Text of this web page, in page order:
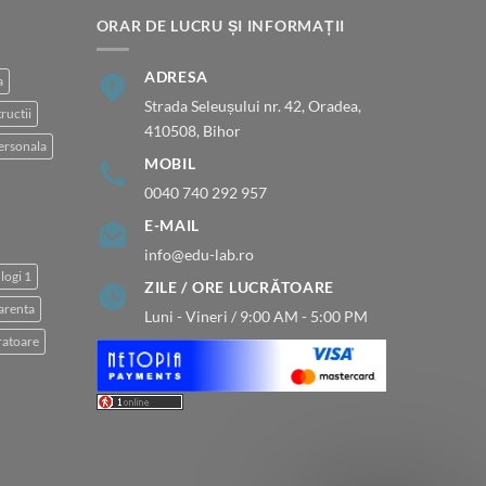
400.00 lei.
logi 1
ORAR DE LUCRU ȘI INFORMAȚII
ADRESA
Strada Seleușului nr. 42, Oradea,
410508, Bihor
MOBIL
0040 740 292 957
E-MAIL
info@edu-lab.ro
ZILE / ORE LUCRĂTOARE
Luni - Vineri / 9:00 AM - 5:00 PM